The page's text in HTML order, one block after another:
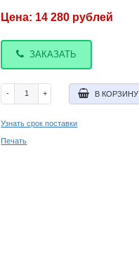
Цена: 14 280 рублей
ЗАКАЗАТЬ
- + В КОРЗИНУ
Узнать срок поставки
Печать